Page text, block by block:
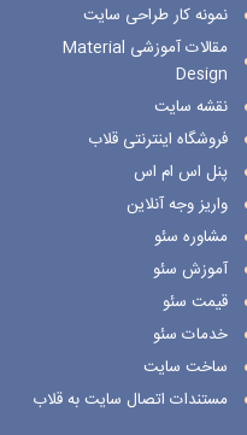
نمونه کار طراحی سایت
مقالات آموزشی Material
Design
نقشه سایت
فروشگاه اینترنتی قلاب
پنل اس ام اس
واریز وجه آنلاین
مشاوره سئو
آموزش سئو
قیمت سئو
خدمات سئو
ساخت سایت
مستندات اتصال سایت به قلاب